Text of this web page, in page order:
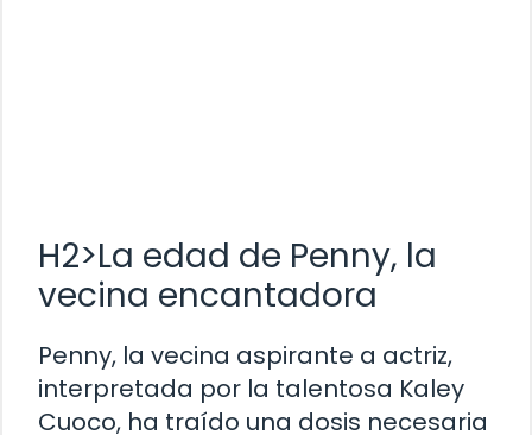
H2>La edad de Penny, la
vecina encantadora
Penny, la vecina aspirante a actriz,
interpretada por la talentosa Kaley
Cuoco, ha traído una dosis necesaria